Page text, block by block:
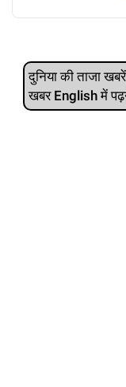
दुनिया की ताजा
खबर English में